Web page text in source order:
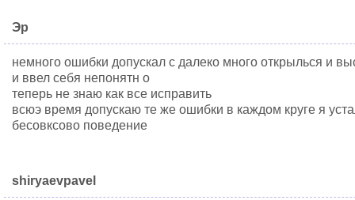
Эр
немного ошибки допускал с далеко много открылься и
и ввел себя непонятн о
теперь не знаю как все исправить
всюэ время допускаю те же ошибки в каждом круге я
бесовксово поведение
shiryaevpavel